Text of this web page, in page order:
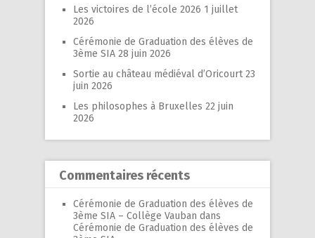
Les victoires de l’école 2026 1 juillet
2026
Cérémonie de Graduation des élèves de
3ème SIA 28 juin 2026
Sortie au château médiéval d’Oricourt 23
juin 2026
Les philosophes à Bruxelles 22 juin
2026
Commentaires récents
Cérémonie de Graduation des élèves de
3ème SIA – Collège Vauban dans
Cérémonie de Graduation des élèves de